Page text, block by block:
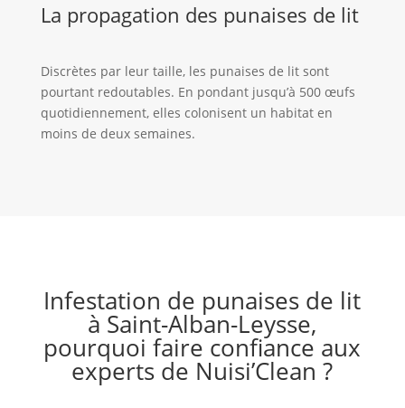
La propagation des punaises de lit
Discrètes par leur taille, les punaises de lit sont
pourtant redoutables. En pondant jusqu’à 500 œufs
quotidiennement, elles colonisent un habitat en
moins de deux semaines.
Infestation de punaises de lit
à Saint-Alban-Leysse,
pourquoi faire confiance aux
experts de Nuisi’Clean ?